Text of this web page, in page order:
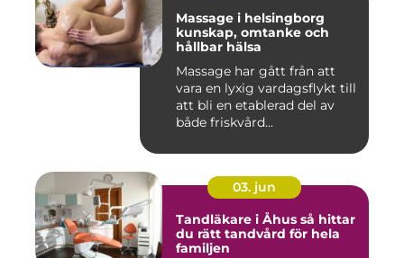
Massage i helsingborg
kunskap, omtanke och
hållbar hälsa
Massage har gått från att
vara en lyxig vardagsflykt till
att bli en etablerad del av
både friskvård...
03. jun
Tandläkare i Åhus så hittar
du rätt tandvård för hela
familjen